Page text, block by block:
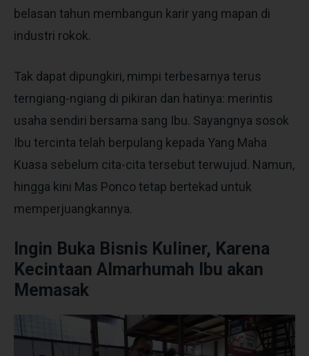
belasan tahun membangun karir yang mapan di
industri rokok.
Tak dapat dipungkiri, mimpi terbesarnya terus
terngiang-ngiang di pikiran dan hatinya: merintis
usaha sendiri bersama sang Ibu. Sayangnya sosok
Ibu tercinta telah berpulang kepada Yang Maha
Kuasa sebelum cita-cita tersebut terwujud. Namun,
hingga kini Mas Ponco tetap bertekad untuk
memperjuangkannya.
Ingin Buka Bisnis Kuliner, Karena
Kecintaan Almarhumah Ibu akan
Memasak